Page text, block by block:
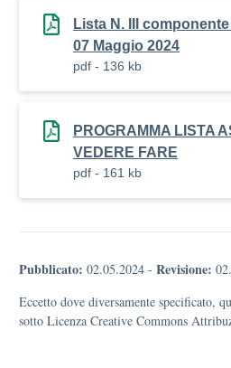
Lista N. III
07 Maggio 2024
pdf - 136 kb
PROGRAMMA LISTA
VEDERE FARE
pdf - 161 kb
Pubblicato: 02.05.2024 - Revisione:
Eccetto dove diversamente specificato,
sotto Licenza Creative Commons